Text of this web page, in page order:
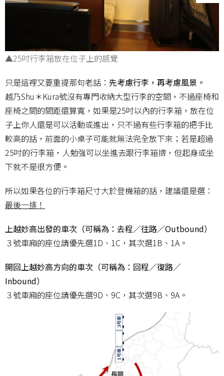
▲25吋行李箱放在位子上的感覺
只是這裡又要重提那句老話： 先考慮行李，再考慮風景。
越乃Shu＊Kura號沒有專門收納大型行李的空間，不過座椅和
座椅之間的間距還算寬，如果是25吋以內的行李箱，放在位
子上你人還是可以活動或進出，只不過有些行李箱的把手比
較高的話，前面的小桌子可能就無法完全放下來；若是超過
25吋的行李箱，人勉強可以坐進去跟行李箱擠，但起身或坐
下就不是很方便。
所以如果各位的行李箱尺寸大於登機箱的話，建議還是選：
最後一排！
上越妙高出發的車次（可稱為：去程／往路／Outbound）
３號車廂的座位請優先選1D、1C，其次選1B、1A。
開回上越妙高方向的車次（可稱為：回程／復路／
Inbound）
３號車廂的座位請優先選9D、9C，其次選9B、9A。